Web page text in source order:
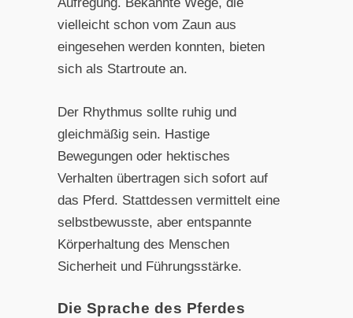
vielleicht schon vom Zaun aus
eingesehen werden konnten, bieten
sich als Startroute an.
Der Rhythmus sollte ruhig und
gleichmäßig sein. Hastige
Bewegungen oder hektisches
Verhalten übertragen sich sofort auf
das Pferd. Stattdessen vermittelt eine
selbstbewusste, aber entspannte
Körperhaltung des Menschen
Sicherheit und Führungsstärke.
Die Sprache des Pferdes